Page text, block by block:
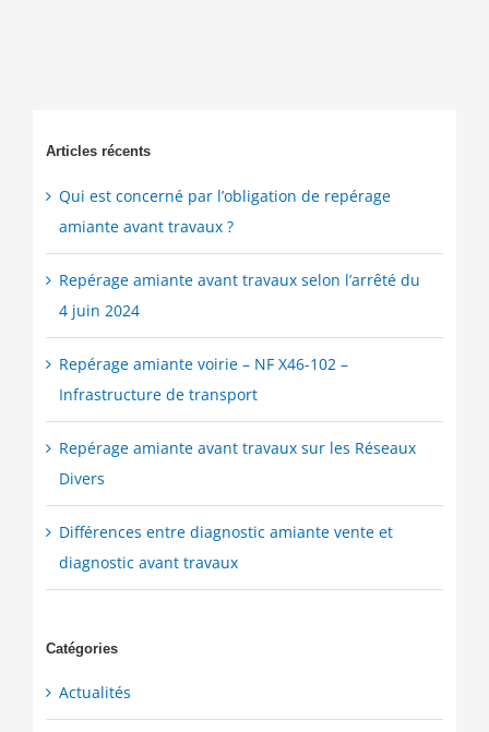
Articles récents
Qui est concerné par l’obligation de repérage
amiante avant travaux ?
Repérage amiante avant travaux selon l’arrêté du
4 juin 2024
Repérage amiante voirie – NF X46-102 –
Infrastructure de transport
Repérage amiante avant travaux sur les Réseaux
Divers
Différences entre diagnostic amiante vente et
diagnostic avant travaux
Catégories
Actualités